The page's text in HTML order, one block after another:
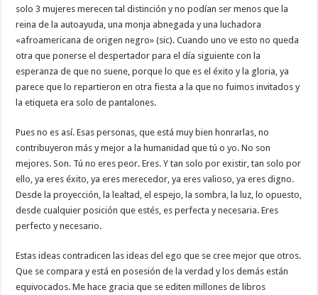
solo 3 mujeres merecen tal distinción y no podían ser menos que la
reina de la autoayuda, una monja abnegada y una luchadora
«afroamericana de origen negro» (sic). Cuando uno ve esto no queda
otra que ponerse el despertador para el día siguiente con la
esperanza de que no suene, porque lo que es el éxito y la gloria, ya
parece que lo repartieron en otra fiesta a la que no fuimos invitados y
la etiqueta era solo de pantalones.
Pues no es así. Esas personas, que está muy bien honrarlas, no
contribuyeron más y mejor a la humanidad que tú o yo. No son
mejores. Son. Tú no eres peor. Eres. Y tan solo por existir, tan solo por
ello, ya eres éxito, ya eres merecedor, ya eres valioso, ya eres digno.
Desde la proyección, la lealtad, el espejo, la sombra, la luz, lo opuesto,
desde cualquier posición que estés, es perfecta y necesaria. Eres
perfecto y necesario.
Estas ideas contradicen las ideas del ego que se cree mejor que otros.
Que se compara y está en posesión de la verdad y los demás están
equivocados. Me hace gracia que se editen millones de libros